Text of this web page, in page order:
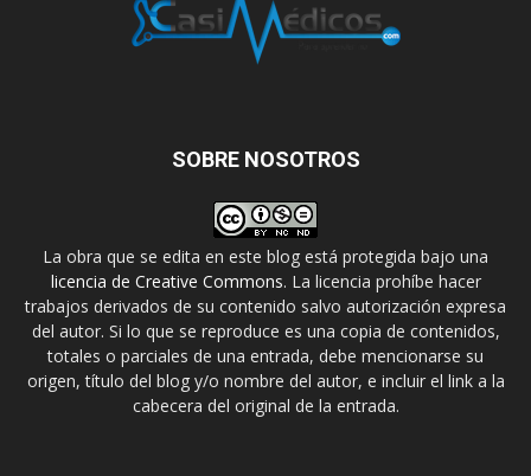
SOBRE NOSOTROS
La obra que se edita en este blog está protegida bajo una
licencia de Creative Commons. La licencia prohíbe hacer
trabajos derivados de su contenido salvo autorización expresa
del autor. Si lo que se reproduce es una copia de contenidos,
totales o parciales de una entrada, debe mencionarse su
origen, título del blog y/o nombre del autor, e incluir el link a la
cabecera del original de la entrada.